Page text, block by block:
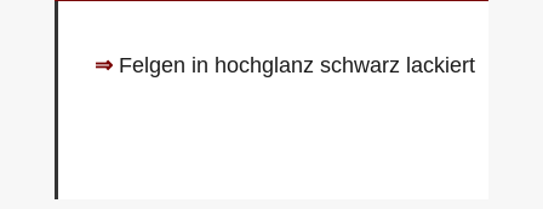
⇒Felgen in hochglanz schwarz lackiert